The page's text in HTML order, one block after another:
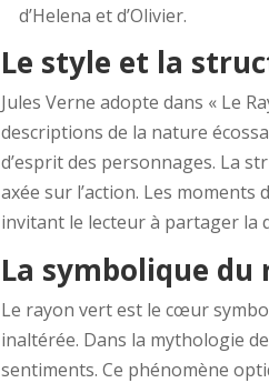
d’Helena et d’Olivier.
Le style et la
Jules Verne adopte dans « Le
descriptions de la nature
d’esprit des personnages. La
axée sur l’action. Les
invitant le lecteur à partager la
La symbolique
Le rayon vert est le cœur
inaltérée. Dans la mythologie
sentiments. Ce phénomène